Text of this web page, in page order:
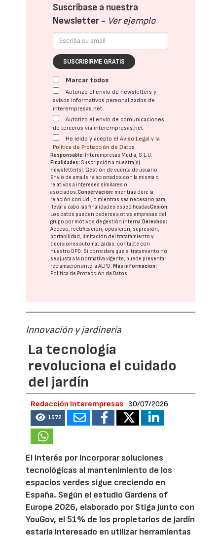
Suscríbase a nuestra
Newsletter - Ver ejemplo
SUSCRIBIRME GRATIS
Marcar todos
Autorizo el envío de newsletters y
avisos informativos personalizados de
interempresas.net
Autorizo el envío de comunicaciones
de terceros vía interempresas.net
He leído y acepto elAviso Legal y la
Política de Protección de Datos
Responsable: Interempresas Media, S.L.U.
Finalidades: Suscripción a nuestra(s)
newsletter(s). Gestión de cuenta de usuario.
Envío de emails relacionados con la misma o
relativos a intereses similares o
asociados.Conservación: mientras dure la
relación con Ud., o mientras sea necesario para
llevar a cabo las finalidades especificadasCesión:
Los datos pueden cederse a otras empresas del
grupo por motivos de gestión interna.Derechos:
Acceso, rectificación, oposición, supresión,
portabilidad, limitación del tratatamiento y
decisiones automatizadas: contacte con
nuestro DPD . Si considera que el tratamiento no
se ajusta a la normativa vigente, puede presentar
reclamación ante laAEPD .Más información:
Política de Protección de Datos
Innovación y jardinería
La tecnología
revoluciona el cuidado
del jardín
Redacción Interempresas 30/07/2026
1572
El interés por incorporar soluciones
tecnológicas al mantenimiento de los
espacios verdes sigue creciendo en
España. Según el estudio Gardens of
Europe 2026, elaborado por Stiga junto con
YouGov, el 51% de los propietarios de jardín
estaría interesado en utilizar herramientas